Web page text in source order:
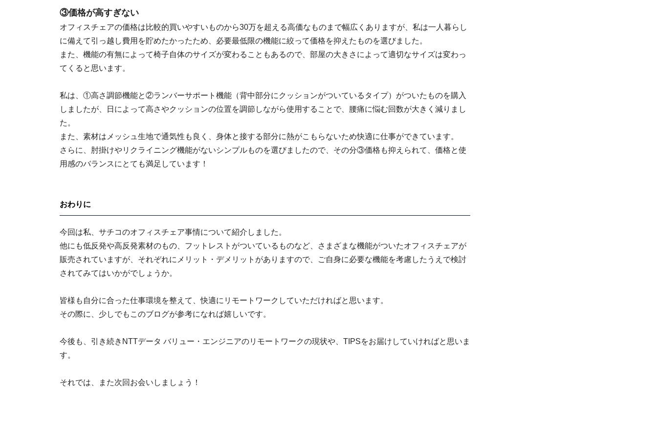
③価格が高すぎない
オフィスチェアの価格は比較的買いやすいものから30万を超える高価なものまで幅広くありますが、私は一人暮らし
に備えて引っ越し費用を貯めたかったため、必要最低限の機能に絞って価格を抑えたものを選びました。
また、機能の有無によって椅子自体のサイズが変わることもあるので、部屋の大きさによって適切なサイズは変わっ
てくると思います。
私は、①高さ調節機能と②ランバーサポート機能（背中部分にクッションがついているタイプ）がついたものを購入
しましたが、日によって高さやクッションの位置を調節しながら使用することで、腰痛に悩む回数が大きく減りまし
た。
また、素材はメッシュ生地で通気性も良く、身体と接する部分に熱がこもらないため快適に仕事ができています。
さらに、肘掛けやリクライニング機能がないシンプルものを選びましたので、その分③価格も抑えられて、価格と使
用感のバランスにとても満足しています！
おわりに
今回は私、サチコのオフィスチェア事情について紹介しました。
他にも低反発や高反発素材のもの、フットレストがついているものなど、さまざまな機能がついたオフィスチェアが
販売されていますが、それぞれにメリット・デメリットがありますので、ご自身に必要な機能を考慮したうえで検討
されてみてはいかがでしょうか。
皆様も自分に合った仕事環境を整えて、快適にリモートワークしていただければと思います。
その際に、少しでもこのブログが参考になれば嬉しいです。
今後も、引き続きNTTデータ バリュー・エンジニアのリモートワークの現状や、TIPSをお届けしていければと思いま
す。
それでは、また次回お会いしましょう！